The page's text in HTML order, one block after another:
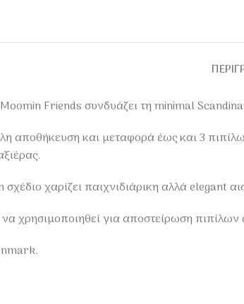
Friends συνδυάζει τη minimal
αποθήκευση και μεταφορά έως και 3
σχέδιο χαρίζει παιχνιδιάρικη αλλά
χρησιμοποιηθεί για αποστείρωση